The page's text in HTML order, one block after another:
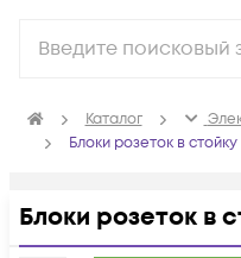
Каталог
Блоки розеток в стойку
Блоки розеток в